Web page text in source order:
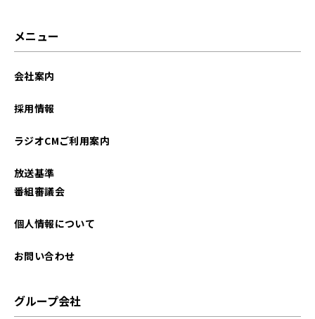
メニュー
会社案内
採用情報
ラジオCMご利用案内
放送基準
番組審議会
個人情報について
お問い合わせ
グループ会社